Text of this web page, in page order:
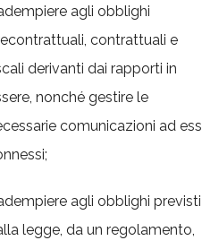
agli obblighi
contrattuali e
derivanti dai rapporti in
nonché gestire le
comunicazioni ad
agli obblighi previsti
legge, da un regolamento,